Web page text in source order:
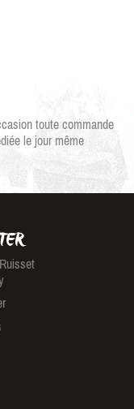
toute commande
le jour même